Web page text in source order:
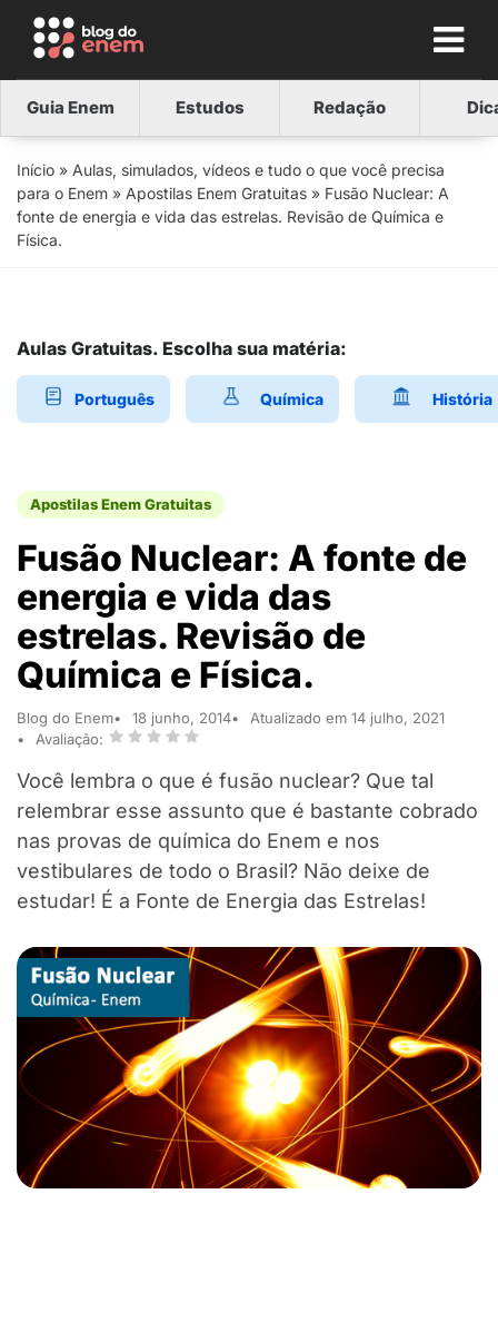
Guia Enem Estudos Redação
Início » Aulas, simulados, vídeos e tudo o que você precisa
para o Enem » Apostilas Enem Gratuitas » Fusão Nuclear: A
fonte de energia e vida das estrelas. Revisão de Química e
Física.
Aulas Gratuitas. Escolha sua matéria:
Português Química História
Apostilas Enem Gratuitas
Fusão Nuclear: A fonte de
energia e vida das
estrelas. Revisão de
Química e Física.
Blog do Enem 18 junho, 2014
Atualizado em 14 julho, 2021
Avaliação:
Você lembra o que é fusão nuclear? Que tal
relembrar esse assunto que é bastante cobrado
nas provas de química do Enem e nos
vestibulares de todo o Brasil? Não deixe de
estudar! É a Fonte de Energia das Estrelas!